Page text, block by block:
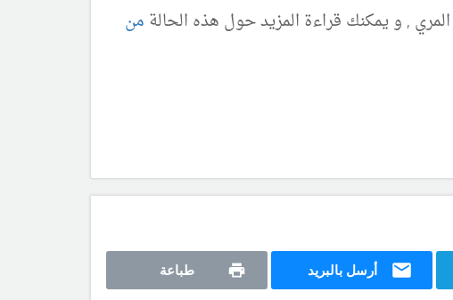
, و يمكنك قراءة المزيد حول هذه الحالة من
أرسل بالبريد طباعة